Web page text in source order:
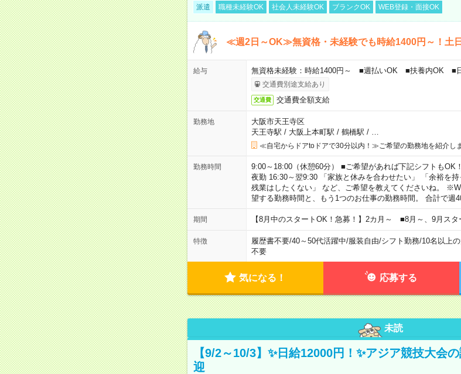
派遣 職種未経験OK 社会人未経験OK ブランクOK WEB登録・面接OK
≪週2日～OK≫無資格・未経験でも時給1400円～！土日
給与 無資格未経験：時給1400円～ ■週払いOK ■扶養内OK ■
交通費別途支給あり
交通費 交通費全額支給
勤務地
大阪市天王寺区
天王寺駅 / 大阪上本町駅 / 鶴橋駅 /
≪自宅からドアtoドアで30分以内！≫ご希望の勤務地を紹介しま
勤務時間
9:00～18:00（休憩60分） ■ご希望があれば下記シフトもOK
夜勤 16:30～翌9:30 「家族と休みを合わせたい」 「余裕を
残業はしたくない」 など、ご希望を教えてくださいね。
望する勤務時間と、もう1つのお仕事の勤務時間。 合計で週
期間 【8月中のスタートOK！急募！】2カ月～ ■8月～、9月スタ
特徴 履歴書不要/40～50代活躍中/服装自由/シフト勤務/10名以上
不要
気になる！ 応募する
未読
【9/2～10/3】✨日給12000円！✨アジア競技大会
迎